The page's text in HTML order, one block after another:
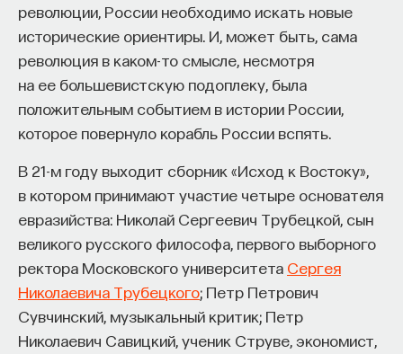
революции, России необходимо искать новые
исторические ориентиры. И, может быть, сама
революция в каком-то смысле, несмотря
на ее большевистскую подоплеку, была
положительным событием в истории России,
которое повернуло корабль России вспять.
В 21-м году выходит сборник «Исход к Востоку»,
в котором принимают участие четыре основателя
евразийства: Николай Сергеевич Трубецкой, сын
великого русского философа, первого выборного
ректора Московского университета Сергея
Николаевича Трубецкого; Петр Петрович
Сувчинский, музыкальный критик; Петр
Николаевич Савицкий, ученик Струве, экономист,
проект Naukka Talents.
Это глобальная экосистема для поиска и найма
STEM-специалистов (Science, Technology,
Deep-Tech и Biotech проекты по всему миру. Если
вы занимаетесь биоинформатикой, молекулярной
биологией, ИИ или другими наукоемкими
дисциплинами, проект поможет вам найти место
в командах, меняющих индустрию.
Как стать участником:
Заполнить анкету кандидата
Посмотреть текущие вакансии